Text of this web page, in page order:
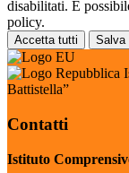
disabilitati. È
policy.
Accetta tutti Salva
Battistella”
Contatti
Istituto